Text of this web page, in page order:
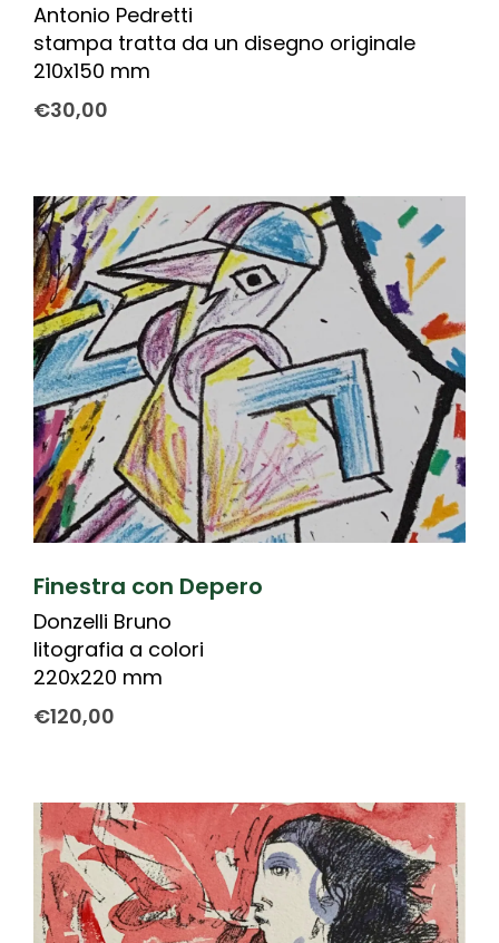
Antonio Pedretti
stampa tratta da un disegno originale
210x150 mm
€30,00
Finestra con Depero
Donzelli Bruno
litografia a colori
220x220 mm
€120,00